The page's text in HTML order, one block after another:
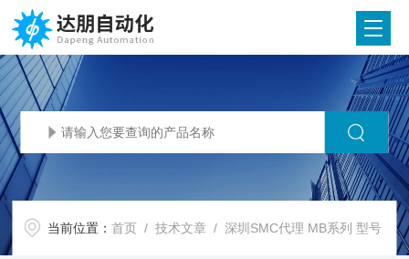
当前位置：首页 /技术文章 / 深圳SMC代理 MB系列 型号